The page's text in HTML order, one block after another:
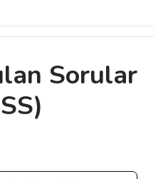
siz yapın!
Yaz
resim, ürün
konularda yetersiz
formunu
Sorular